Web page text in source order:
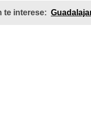
te interese: